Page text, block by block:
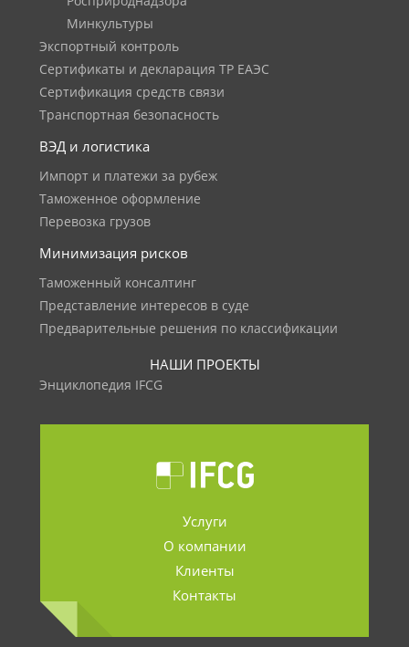
Минкультуры
Экспортный контроль
Сертификаты и декларация ТР ЕАЭС
Сертификация средств связи
Транспортная безопасность
ВЭД и логистика
Импорт и платежи за рубеж
Таможенное оформление
Перевозка грузов
Минимизация рисков
Таможенный консалтинг
Представление интересов в суде
Предварительные решения по классификации
НАШИ ПРОЕКТЫ
Энциклопедия IFCG
Услуги
О компании
Клиенты
Контакты